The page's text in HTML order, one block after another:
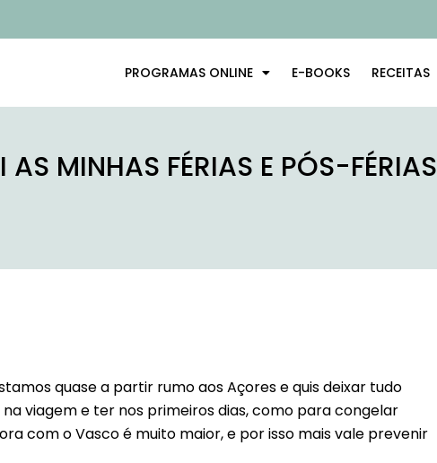
PROGRAMAS ONLINE E-BOOKS RECEITAS
MINHAS FÉRIAS E PÓS-FÉRIAS
quase a partir rumo aos Açores e quis deixar tudo
viagem e ter nos primeiros dias, como para congelar
com o Vasco é muito maior, e por isso mais vale prevenir